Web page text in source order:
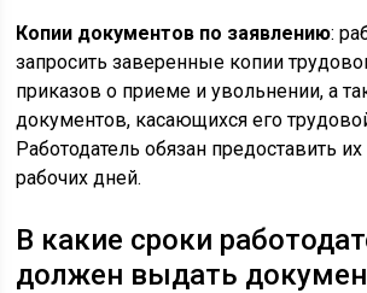
Копии документов по заявлению:
запросить заверенные копии
приказов о приеме и увольнении, а
документов, касающихся его
Работодатель обязан предоставить
рабочих дней.
В какие сроки
должен выдать